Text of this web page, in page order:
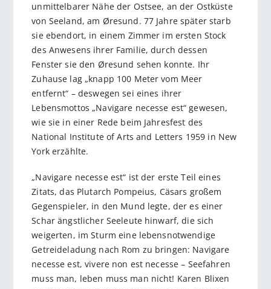
unmittelbarer Nähe der Ostsee, an der Ostküste
von Seeland, am Øresund. 77 Jahre später starb
sie ebendort, in einem Zimmer im ersten Stock
des Anwesens ihrer Familie, durch dessen
Fenster sie den Øresund sehen konnte. Ihr
Zuhause lag „knapp 100 Meter vom Meer
entfernt“ – deswegen sei eines ihrer
Lebensmottos „Navigare necesse est“ gewesen,
wie sie in einer Rede beim Jahresfest des
National Institute of Arts and Letters 1959 in New
York erzählte.
„Navigare necesse est“ ist der erste Teil eines
Zitats, das Plutarch Pompeius, Cäsars großem
Gegenspieler, in den Mund legte, der es einer
Schar ängstlicher Seeleute hinwarf, die sich
weigerten, im Sturm eine lebensnotwendige
Getreideladung nach Rom zu bringen: Navigare
necesse est, vivere non est necesse – Seefahren
muss man, leben muss man nicht! Karen Blixen